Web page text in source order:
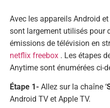
Avec les appareils Android
sont largement utilisés pour
émissions de télévision en
netflix freebox . Les étapes
Anytime sont énumérées ci-
Étape 1- Allez sur la chaîne ‘
Android TV et Apple TV.